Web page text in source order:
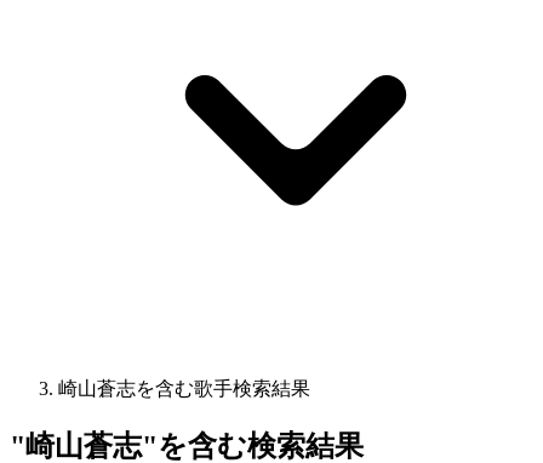
崎山蒼志を含む歌手検索結果
"崎山蒼志"を含む検索結果